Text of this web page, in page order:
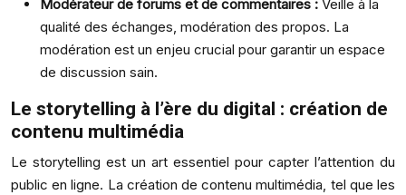
Modérateur de forums et de commentaires : Veille à la
qualité des échanges, modération des propos. La
modération est un enjeu crucial pour garantir un espace
de discussion sain.
Le storytelling à l’ère du digital : création de
contenu multimédia
Le storytelling est un art essentiel pour capter l’attention du
public en ligne. La création de contenu multimédia, tel que les